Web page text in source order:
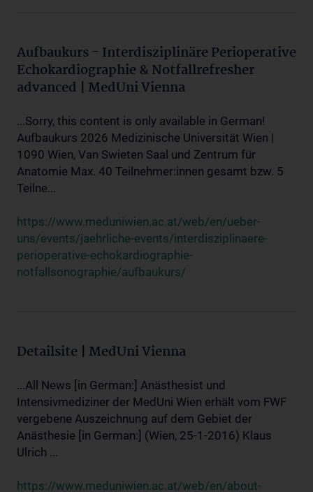
Aufbaukurs - Interdisziplinäre Perioperative
Echokardiographie & Notfallrefresher
advanced | MedUni Vienna
...Sorry, this content is only available in German!
Aufbaukurs 2026 Medizinische Universität Wien |
1090 Wien, Van Swieten Saal und Zentrum für
Anatomie Max. 40 Teilnehmer:innen gesamt bzw. 5
Teilne...
https://www.meduniwien.ac.at/web/en/ueber-
uns/events/jaehrliche-events/interdisziplinaere-
perioperative-echokardiographie-
notfallsonographie/aufbaukurs/
Detailsite | MedUni Vienna
...All News [in German:] Anästhesist und
Intensivmediziner der MedUni Wien erhält vom FWF
vergebene Auszeichnung auf dem Gebiet der
Anästhesie [in German:] (Wien, 25-1-2016) Klaus
Ulrich ...
https://www.meduniwien.ac.at/web/en/about-